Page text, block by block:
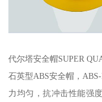
代尔塔安全帽SUPER
石英型ABS安全帽，
力均匀，抗冲击性能强